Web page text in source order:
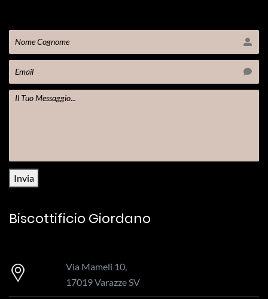
Invia
Biscottificio Giordano
Via Mameli 10,
17019 Varazze SV